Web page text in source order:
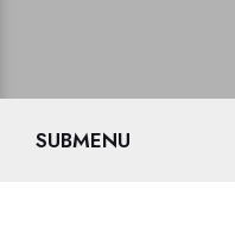
SUBMENU